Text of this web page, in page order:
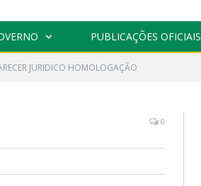
PUBLICAÇÕES OFICIAIS
JURIDICO HOMOLOGAÇÃO
0